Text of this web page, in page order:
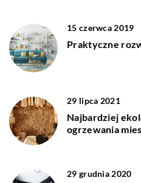
15 czerwca 2019
Praktyczne
29 lipca 2021
Najbardziej
ogrzewania
29 grudnia 2020